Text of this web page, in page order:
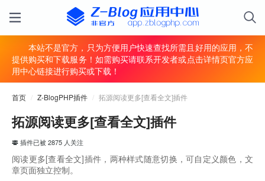
本站不是官方，只为方便用户快速查找所需且好用的应用，不
提供购买和下载服务！如需购买请联系开发者或点击详情页官方应
用中心链接进行购买或下载！
首页 Z-BlogPHP插件 拓源阅读更多[查看全文]插件
拓源阅读更多[查看全文]插件
插件已被 2875 人关注
阅读更多[查看全文]插件，两种样式随意切换，可自定义颜色，文
章页面独立控制。